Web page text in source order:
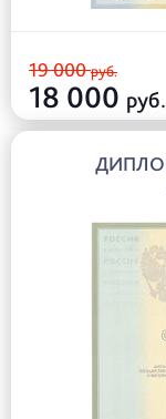
19 000руб.
18 000 руб.